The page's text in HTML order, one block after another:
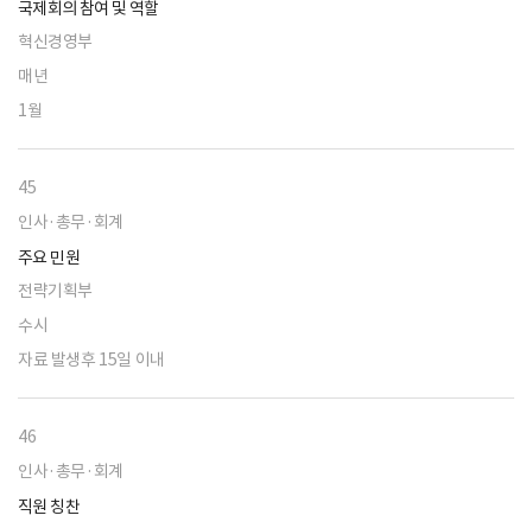
국제회의 참여 및 역할
혁신경영부
매년
1월
45
인사·총무·회계
주요 민원
전략기획부
수시
자료 발생후 15일 이내
46
인사·총무·회계
직원 칭찬